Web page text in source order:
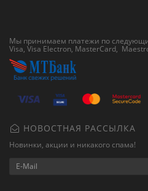
Мы принимаем платежи по
Visa, Visa Electron, MasterCard,
НОВОСТНАЯ РАССЫЛКА
Новинки, акции и никакого спама!